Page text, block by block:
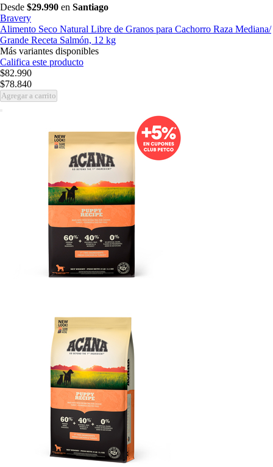
Desde $29.990 en Santiago
Bravery
Alimento Seco Natural Libre de Granos para Cachorro Raza Mediana/
Grande Receta Salmón, 12 kg
Más variantes disponibles
Califica este producto
$82.990
$78.840
Agregar a carrito